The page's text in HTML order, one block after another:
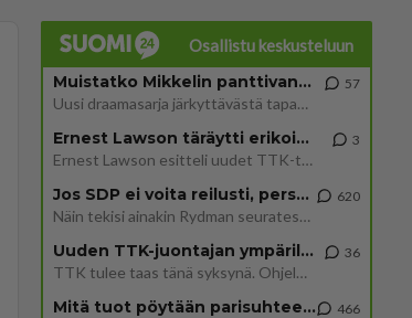
Osallistu keskusteluun
Muistatko Mikkelin panttivankidraaman?
Uusi draamasarja järkyttävästä tapauksesta on tulossa. Tositapahtumiin perustuva sarja ammentaa vuoden 1986 Mikkelin pan
57
Ernest Lawson täräytti erikoisen heiton TTK-lehdistötilaisuudessa: " Onko tässä tarkoituksena...?"
Ernest Lawson esitteli uudet TTK-tähtioppilaat ja opettajat torstaina 6.8. lehdistölle. Tulevalla kaudella on yksi hausk
3
Jos SDP ei voita reilusti, persut kumoavat demokratian Suomesta
Näin tekisi ainakin Rydman seuratessaan idolinsa Trumpin mallia https://www.is.fi/politiikka/art-2000012187244.html
620
Uuden TTK-juontajan ympärillä epätietoisuus sakenee - Nyt MTV hämmentää soppaa
TTK tulee taas tänä syksynä. Ohjelman uudet tähtioppilaat julkistetaan torstaina 6. elokuuta klo 14 alkavassa lehdistö
36
Mitä tuot pöytään parisuhteessa? 466